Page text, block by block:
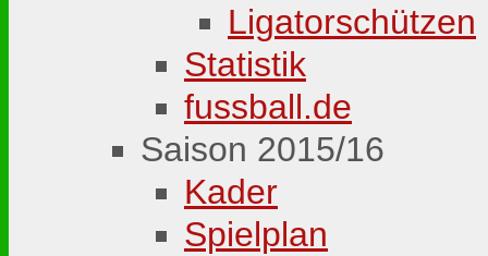
Ligatorschützen
Statistik
fussball.de
Saison 2015/16
Kader
Spielplan